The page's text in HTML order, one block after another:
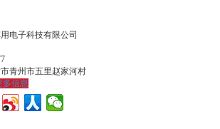
电子科技有限公司
青州市五里赵家河村
多信息